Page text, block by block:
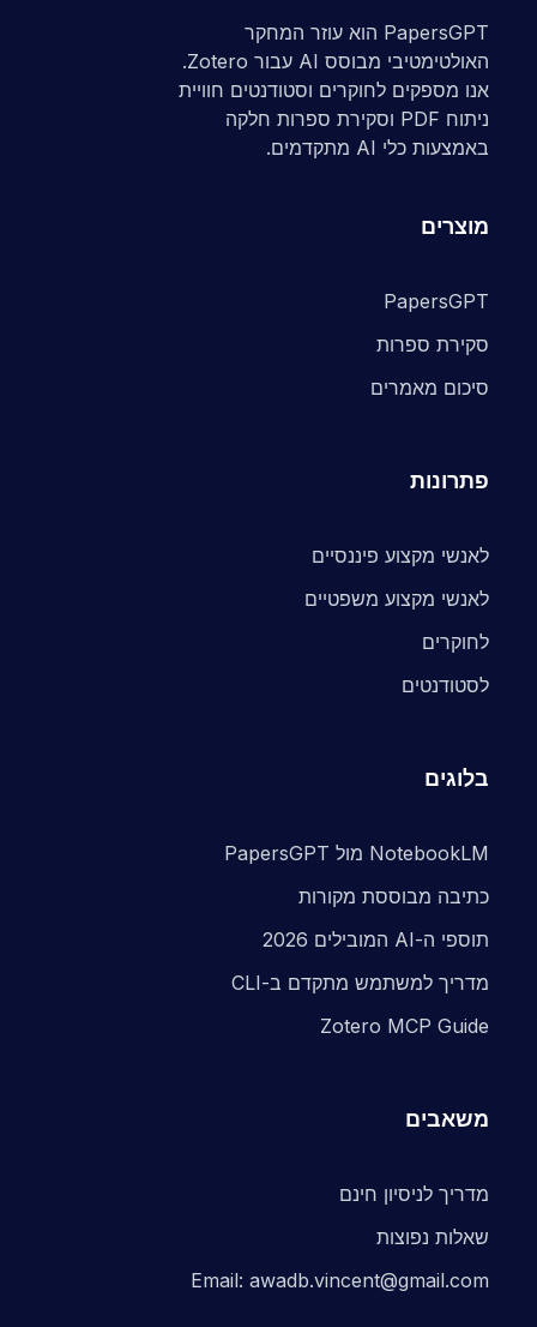
PapersGPT הוא עוזר המחקר
האולטימטיבי מבוסס AI עבור Zotero.
אנו מספקים לחוקרים וסטודנטים חוויית
ניתוח PDF וסקירת ספרות חלקה
באמצעות כלי AI מתקדמים.
מוצרים
PapersGPT
סקירת ספרות
סיכום מאמרים
פתרונות
לאנשי מקצוע פיננסיים
לאנשי מקצוע משפטיים
לחוקרים
לסטודנטים
בלוגים
NotebookLM מול PapersGPT
כתיבה מבוססת מקורות
תוספי ה-AI המובילים 2026
מדריך למשתמש מתקדם ב-CLI
Zotero MCP Guide
משאבים
מדריך לניסיון חינם
שאלות נפוצות
Email: awadb.vincent@gmail.com